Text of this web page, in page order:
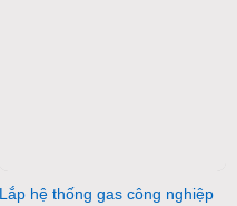
Lắp hệ thống gas công nghiệp